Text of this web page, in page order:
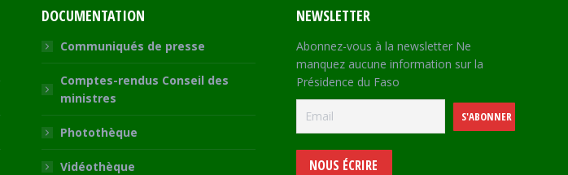
DOCUMENTATION
Communiqués de presse
Comptes-rendus Conseil des
ministres
Photothèque
Vidéothèque
NEWSLETTER
Abonnez-vous à la newsletter Ne
manquez aucune information sur la
Présidence du Faso
NOUS ÉCRIRE